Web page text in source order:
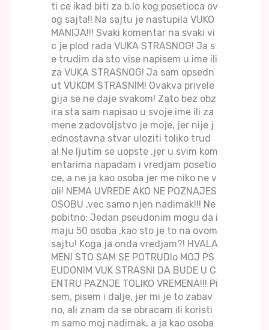
ti ce ikad biti za b.lo kog posetioca ov
og sajta!! Na sajtu je nastupila VUKO
MANIJA!!! Svaki komentar na svaki vi
c je plod rada VUKA STRASNOG! Ja s
e trudim da sto vise napisem u ime ili
za VUKA STRASNOG! Ja sam opsedn
ut VUKOM STRASNIM! Ovakva privele
gija se ne daje svakom! Zato bez obz
ira sta sam napisao u svoje ime ili za
mene zadovoljstvo je moje, jer nije j
ednostavna stvar uloziti toliko trud
a! Ne ljutim se uopste ,jer u svim kom
entarima napadam i vredjam posetio
ce, a ne ja kao osoba jer me niko ne v
oli! NEMA UVREDE AKO NE POZNAJES
OSOBU ,vec samo njen nadimak!!! Ne
pobitno: Jedan pseudonim mogu da i
maju 50 osoba ,kao sto je to na ovom
sajtu! Koga ja onda vredjam?! HVALA
MENI STO SAM SE POTRUDIo MOJ PS
EUDONIM VUK STRASNI DA BUDE U C
ENTRU PAZNJE TOLIKO VREMENA!!! Pi
sem, pisem i dalje, jer mi je to zabav
no, ali znam da se obracam ili koristi
m samo moj nadimak, a ja kao osoba